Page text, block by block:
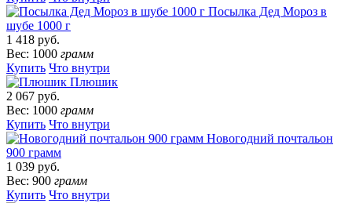
Посылка Дед Мороз в
шубе 1000 г
1 418 руб.
Вес: 1000 грамм
Купить Что внутри
Плюшик
2 067 руб.
Вес: 1000 грамм
Купить Что внутри
Новогодний почтальон
900 грамм
1 039 руб.
Вес: 900 грамм
Купить Что внутри